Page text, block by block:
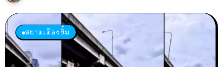
สยามเมืองยิ้ม